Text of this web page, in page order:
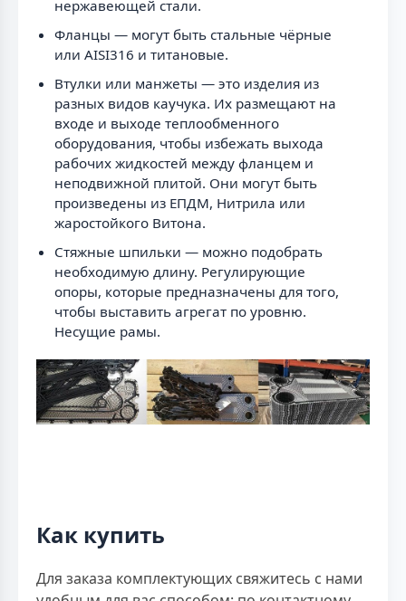
нержавеющей стали.
Фланцы — могут быть стальные чёрные
или AISI316 и титановые.
Втулки или манжеты — это изделия из
разных видов каучука. Их размещают на
входе и выходе теплообменного
оборудования, чтобы избежать выхода
рабочих жидкостей между фланцем и
неподвижной плитой. Они могут быть
произведены из ЕПДМ, Нитрила или
жаростойкого Витона.
Стяжные шпильки — можно подобрать
необходимую длину. Регулирующие
опоры, которые предназначены для того,
чтобы выставить агрегат по уровню.
Несущие рамы.
Как купить
Для заказа комплектующих свяжитесь с нами